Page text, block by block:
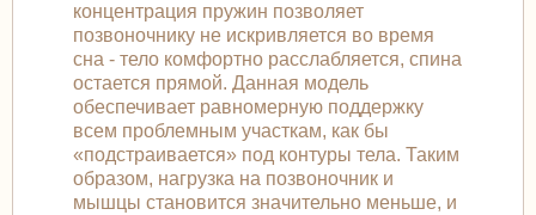
концентрация пружин позволяет
позвоночнику не искривляется во время
сна - тело комфортно расслабляется, спина
остается прямой. Данная модель
обеспечивает равномерную поддержку
всем проблемным участкам, как бы
«подстраивается» под контуры тела. Таким
образом, нагрузка на позвоночник и
мышцы становится значительно меньше, и